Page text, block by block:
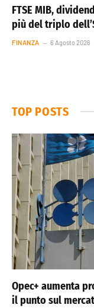
FTSE MIB,
più del triplo
FINANZA 6 Agosto 2026
TOP POSTS
Opec+ aumenta
il punto sul